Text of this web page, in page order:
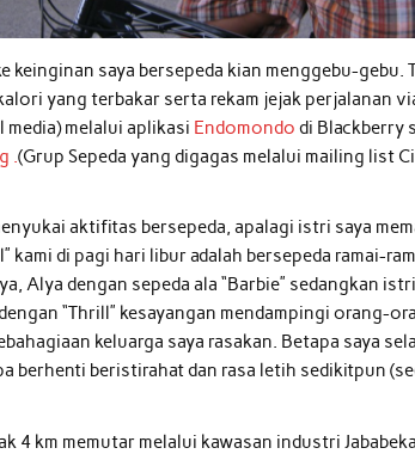
keinginan saya bersepeda kian menggebu-gebu.
yang terbakar serta rekam jejak perjalanan
melalui aplikasi Endomondodi Blackberry
.(Grup Sepeda yang digagas melalui mailing list
aktifitas bersepeda, apalagi istri saya
kami di pagi hari libur adalah bersepeda ramai-
Alya dengan sepeda ala “Barbie” sedangkan
“Thrill” kesayangan mendampingi orang-
keluarga saya rasakan. Betapa saya
berhenti beristirahat dan rasa letih sedikitpun
4 km memutar melalui kawasan industri